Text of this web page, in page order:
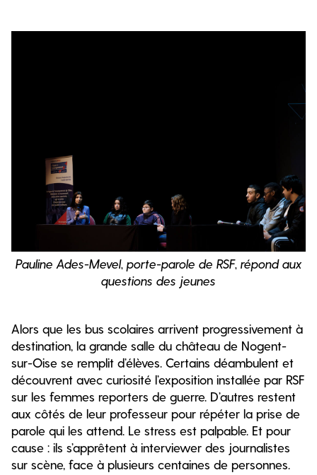
Pauline Ades-Mevel, porte-parole de RSF, répond aux
questions des jeunes
Alors que les bus scolaires arrivent progressivement à
destination, la grande salle du château de Nogent-
sur-Oise se remplit d’élèves. Certains déambulent et
découvrent avec curiosité l’exposition installée par RSF
sur les femmes reporters de guerre. D’autres restent
aux côtés de leur professeur pour répéter la prise de
parole qui les attend. Le stress est palpable. Et pour
cause : ils s’apprêtent à interviewer des journalistes
sur scène, face à plusieurs centaines de personnes.